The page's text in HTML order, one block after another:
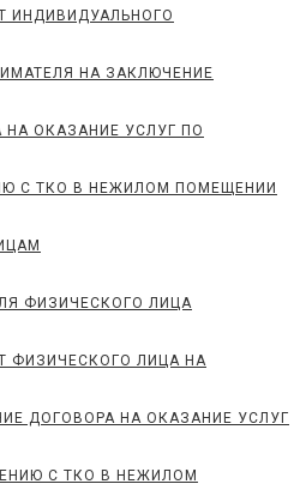
ИНДИВИДУАЛЬНОГО
НА ЗАКЛЮЧЕНИЕ
НА ОКАЗАНИЕ УСЛУГ ПО
С ТКО В НЕЖИЛОМ ПОМЕЩЕНИИ
ФИЗИЧЕСКОГО ЛИЦА
ФИЗИЧЕСКОГО ЛИЦА НА
ДОГОВОРА НА ОКАЗАНИЕ УСЛУГ
С ТКО В НЕЖИЛОМ